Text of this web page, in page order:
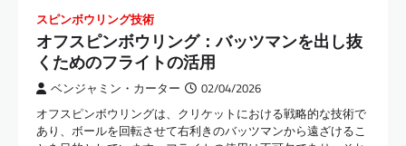
スピンボウリング技術
オフスピンボウリング：バッツマンを出し抜
くためのフライトの活用
ベンジャミン・カーター 02/04/2026
オフスピンボウリングは、クリケットにおける戦略的な技術で
あり、ボールを回転させて右利きのバッツマンから遠ざけるこ